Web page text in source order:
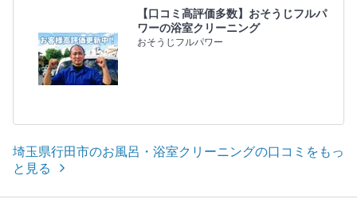
【口コミ高評価多数】おそうじフルパ
ワーの浴室クリーニング
おそうじフルパワー
埼玉県行田市のお風呂・浴室クリーニングの口コミをもっ
と見る